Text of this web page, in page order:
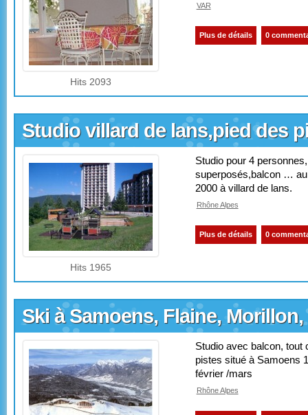
Hits 2093
VAR
Plus de détails 0
Studio villard de lans,pied des
Hits 1965
Studio pour 4
superposés,balcon …
2000 à villard de lans.
Rhône Alpes
Plus de détails 0
Ski à Samoens, Flaine,
Studio avec balcon, tout
pistes situé à Samoens
février /mars
Rhône Alpes